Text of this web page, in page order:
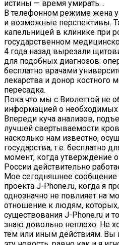
истины — время умирать…
В телефонном режиме жена
и возможные перспективы.
капельницей в клинике при
государственном
4 года назад вырезали
для подобных диагнозов:
бесплатно врачами
лекарства и донор костного
пересадка.
Пока что мы с Виолеттой не
информацией о необходимых
Впереди куча анализов,
лучшей свертываемости
насколько нам известно,
государства, т.е. бесплатно
момент, когда утверждение
России действительно
Мое сегодняшнее
проекта J-Phone.ru, когда я
однозначно не повлияет на
отношение к людям,
существования J-Phone.ru и
знаю довольно неплохо. Не
тем или иным действиям. Вы